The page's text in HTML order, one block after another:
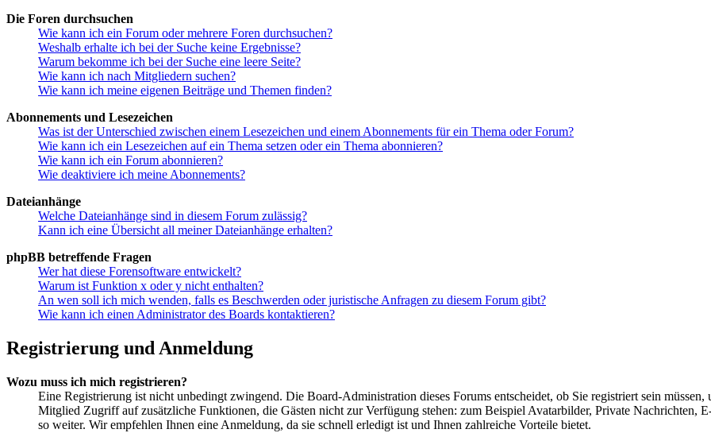
Die Foren durchsuchen
Wie kann ich ein Forum oder mehrere Foren durchsuchen?
Weshalb erhalte ich bei der Suche keine Ergebnisse?
Warum bekomme ich bei der Suche eine leere Seite?
Wie kann ich nach Mitgliedern suchen?
Wie kann ich meine eigenen Beiträge und Themen finden?
Abonnements und Lesezeichen
Was ist der Unterschied zwischen einem Lesezeichen und einem Abonnements für ein Thema oder Forum?
Wie kann ich ein Lesezeichen auf ein Thema setzen oder ein Thema abonnieren?
Wie kann ich ein Forum abonnieren?
Wie deaktiviere ich meine Abonnements?
Dateianhänge
Welche Dateianhänge sind in diesem Forum zulässig?
Kann ich eine Übersicht all meiner Dateianhänge erhalten?
phpBB betreffende Fragen
Wer hat diese Forensoftware entwickelt?
Warum ist Funktion x oder y nicht enthalten?
An wen soll ich mich wenden, falls es Beschwerden oder juristische Anfragen zu diesem Forum gibt?
Wie kann ich einen Administrator des Boards kontaktieren?
Registrierung und Anmeldung
Wozu muss ich mich registrieren?
Eine Registrierung ist nicht unbedingt zwingend. Die Board-Administration dieses Forums entscheidet, ob Sie registriert sein
Mitglied Zugriff auf zusätzliche Funktionen, die Gästen nicht zur Verfügung stehen: zum Beispiel Avatarbilder, Private Nachrichten,
so weiter. Wir empfehlen Ihnen eine Anmeldung, da sie schnell erledigt ist und Ihnen zahlreiche Vorteile bietet.